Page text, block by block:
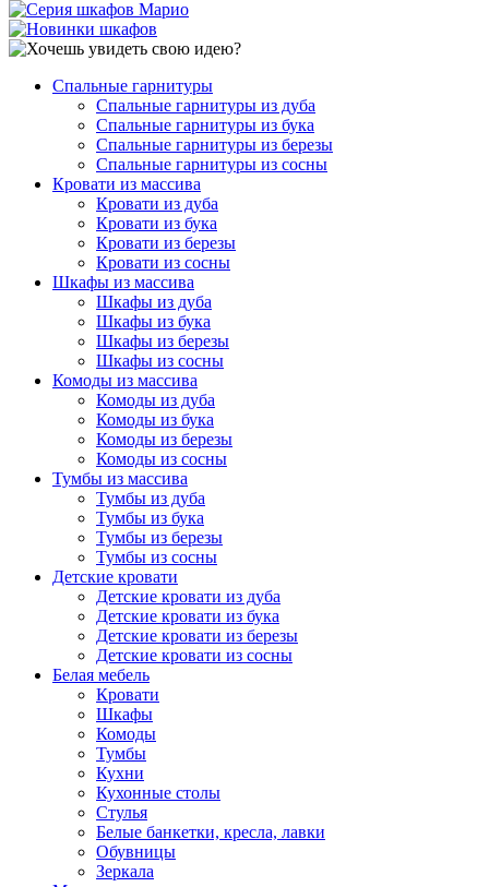
Спальные гарнитуры
Спальные гарнитуры из дуба
Спальные гарнитуры из бука
Спальные гарнитуры из березы
Спальные гарнитуры из сосны
Кровати из массива
Кровати из дуба
Кровати из бука
Кровати из березы
Кровати из сосны
Шкафы из массива
Шкафы из дуба
Шкафы из бука
Шкафы из березы
Шкафы из сосны
Комоды из массива
Комоды из дуба
Комоды из бука
Комоды из березы
Комоды из сосны
Тумбы из массива
Тумбы из дуба
Тумбы из бука
Тумбы из березы
Тумбы из сосны
Детские кровати
Детские кровати из дуба
Детские кровати из бука
Детские кровати из березы
Детские кровати из сосны
Белая мебель
Кровати
Шкафы
Комоды
Тумбы
Кухни
Кухонные столы
Стулья
Белые банкетки, кресла, лавки
Обувницы
Зеркала